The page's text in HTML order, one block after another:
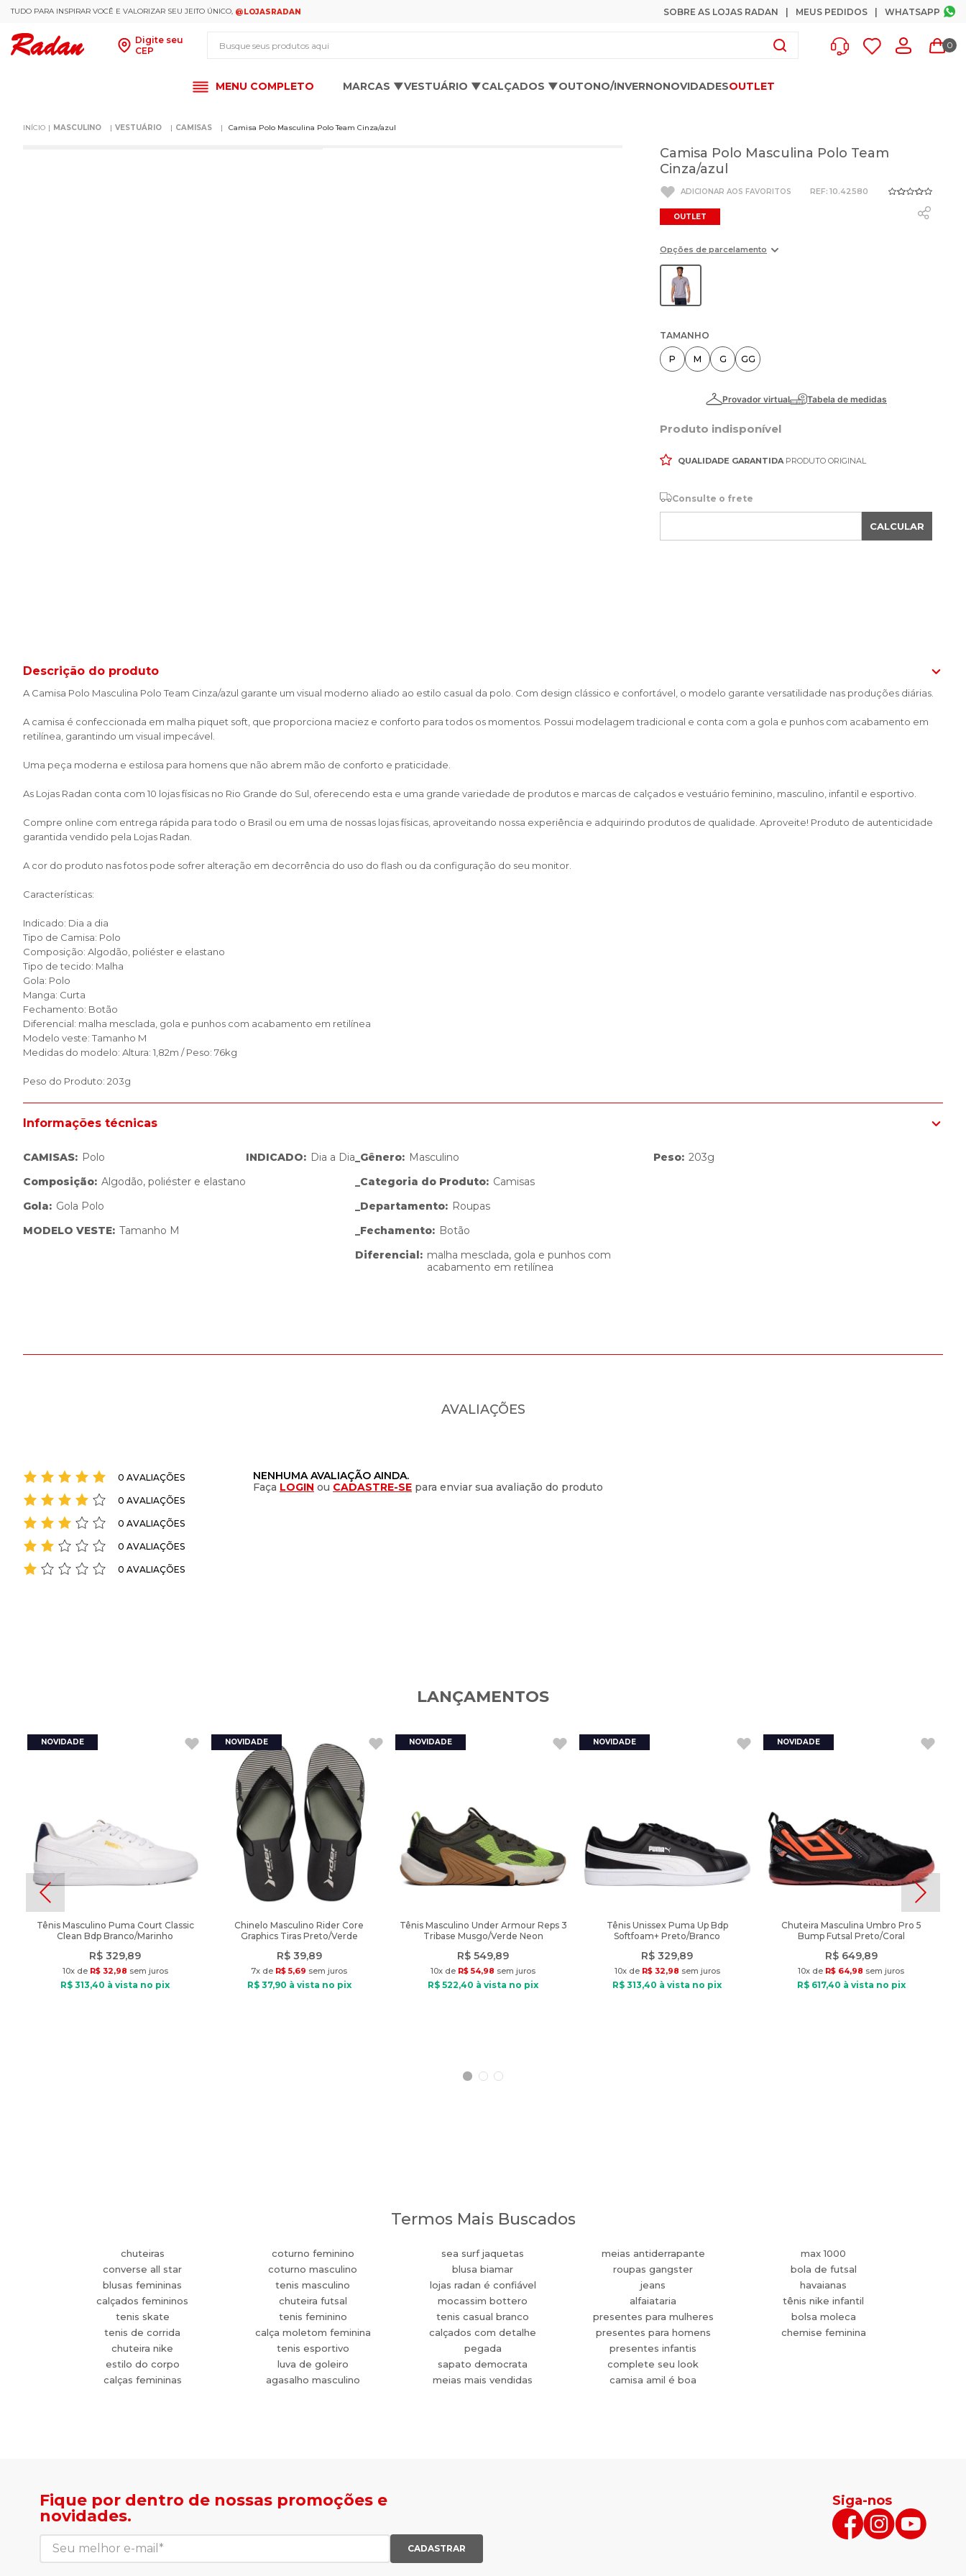
TUDO PARA INSPIRAR VOCÊ E VALORIZAR SEU JEITO ÚNICO, @LOJASRADAN SOBRE AS LOJAS RADAN MEUS PEDIDOS WHATSAPP
Digite seu
CEP
0
MENU COMPLETO MARCAS ▼VESTUÁRIO ▼CALÇADOS ▼OUTONO/INVERNONOVIDADESOUTLET
MASCULINO VESTUÁRIO CAMISAS Camisa Polo Masculina Polo Team Cinza/azul
Camisa Polo Masculina Polo Team
Cinza/azul
: 10.42580
OUTLET
Opções de parcelamento
TAMANHO
P M G GG
Produto indisponível
QUALIDADE GARANTIDAPRODUTO ORIGINAL
Consulte o frete
CALCULAR
Descrição do produto
A Camisa Polo Masculina Polo Team Cinza/azul garante um visual moderno aliado ao estilo casual da polo. Com design clássico e confortável, o modelo garante versatilidade nas produções diárias.
A camisa é confeccionada em malha piquet soft, que proporciona maciez e conforto para todos os momentos. Possui modelagem tradicional e conta com a gola e punhos com acabamento em
retilínea, garantindo um visual impecável.
Uma peça moderna e estilosa para homens que não abrem mão de conforto e praticidade.
As Lojas Radan conta com 10 lojas físicas no Rio Grande do Sul, oferecendo esta e uma grande variedade de produtos e marcas de calçados e vestuário feminino, masculino, infantil e esportivo.
Compre online com entrega rápida para todo o Brasil ou em uma de nossas lojas físicas, aproveitando nossa experiência e adquirindo produtos de qualidade. Aproveite! Produto de autenticidade
garantida vendido pela Lojas Radan.
A cor do produto nas fotos pode sofrer alteração em decorrência do uso do flash ou da configuração do seu monitor.
Características:
Indicado: Dia a dia
Tipo de Camisa: Polo
Composição: Algodão, poliéster e elastano
Tipo de tecido: Malha
Gola: Polo
Manga: Curta
Fechamento: Botão
Diferencial: malha mesclada, gola e punhos com acabamento em retilínea
Modelo veste: Tamanho M
Medidas do modelo: Altura: 1,82m / Peso: 76kg
Peso do Produto: 203g
Informações técnicas
CAMISAS: Polo
Composição: Algodão, poliéster e elastano
Gola: Gola Polo
MODELO VESTE: Tamanho M
INDICADO: Dia a Dia _Gênero: Masculino
_Categoria do Produto: Camisas
_Departamento: Roupas
_Fechamento: Botão
Diferencial: malha mesclada, gola e punhos com
acabamento em retilínea
Peso: 203g
AVALIAÇÕES
0 AVALIAÇÕES
0 AVALIAÇÕES
0 AVALIAÇÕES
0 AVALIAÇÕES
0 AVALIAÇÕES
NENHUMA AVALIAÇÃO AINDA.
Faça LOGIN ou CADASTRE-SE para enviar sua avaliação do produto
LANÇAMENTOS
Tênis Masculino Puma Court Classic
Clean Bdp Branco/Marinho
R$ 329,89
10x de R$ 32,98 sem juros
R$ 313,40 à vista no pix
Chinelo Masculino Rider Core
Graphics Tiras Preto/Verde
R$ 39,89
7x de R$ 5,69 sem juros
R$ 37,90 à vista no pix
Tênis Masculino Under Armour Reps 3
Tribase Musgo/Verde Neon
R$ 549,89
10x de R$ 54,98 sem juros
R$ 522,40 à vista no pix
Tênis Unissex Puma Up Bdp
Softfoam+ Preto/Branco
R$ 329,89
10x de R$ 32,98 sem juros
R$ 313,40 à vista no pix
Chuteira Masculina Umbro Pro 5
Bump Futsal Preto/Coral
R$ 649,89
10x de R$ 64,98 sem juros
R$ 617,40 à vista no pix
Termos Mais Buscados
chuteiras
converse all star
blusas femininas
calçados femininos
tenis skate
tenis de corrida
chuteira nike
estilo do corpo
calças femininas
coturno feminino
coturno masculino
tenis masculino
chuteira futsal
tenis feminino
calça moletom feminina
tenis esportivo
luva de goleiro
agasalho masculino
sea surf jaquetas
blusa biamar
lojas radan é confiável
mocassim bottero
tenis casual branco
calçados com detalhe
pegada
sapato democrata
meias mais vendidas
meias antiderrapante
roupas gangster
jeans
alfaiataria
presentes para mulheres
presentes para homens
presentes infantis
complete seu look
camisa amil é boa
max 1000
bola de futsal
havaianas
tênis nike infantil
bolsa moleca
chemise feminina
Fique por dentro de nossas promoções e
novidades.
CADASTRAR
Siga-nos